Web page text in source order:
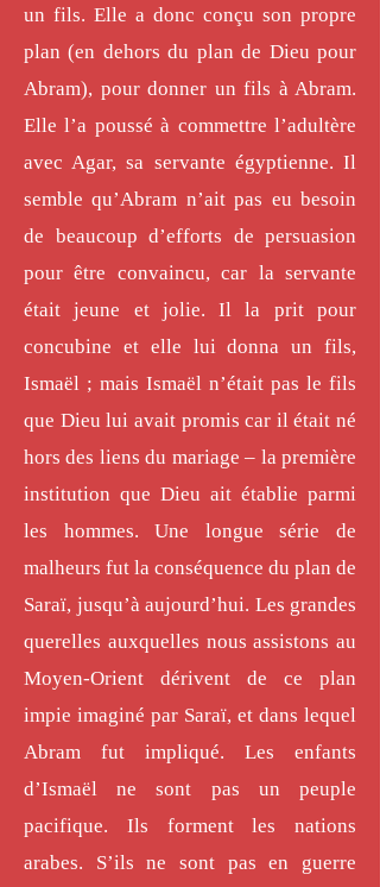
un fils. Elle a donc conçu son propre
plan (en dehors du plan de Dieu pour
Abram), pour donner un fils à Abram.
Elle l’a poussé à commettre l’adultère
avec Agar, sa servante égyptienne. Il
semble qu’Abram n’ait pas eu besoin
de beaucoup d’efforts de persuasion
pour être convaincu, car la servante
était jeune et jolie. Il la prit pour
concubine et elle lui donna un fils,
Ismaël ; mais Ismaël n’était pas le fils
que Dieu lui avait promis car il était né
hors des liens du mariage – la première
institution que Dieu ait établie parmi
les hommes. Une longue série de
malheurs fut la conséquence du plan de
Saraï, jusqu’à aujourd’hui. Les grandes
querelles auxquelles nous assistons au
Moyen-Orient dérivent de ce plan
impie imaginé par Saraï, et dans lequel
Abram fut impliqué. Les enfants
d’Ismaël ne sont pas un peuple
pacifique. Ils forment les nations
arabes. S’ils ne sont pas en guerre